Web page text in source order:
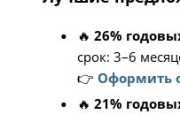
🔥 26%
срок: 3–6
👉 Оформить
🔥 21%